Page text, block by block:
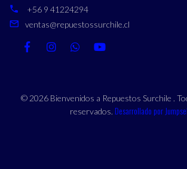
+56 9 41224294
ventas@repuestossurchile.cl
© 2026 Bienvenidos a Repuestos Surchile .
reservados. Desarrollado por